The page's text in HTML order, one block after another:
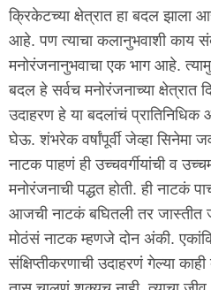
क्रिकेटच्या क्षेत्रात हा बदल झाला
आहे. पण त्याचा कलानुभवाशी काय
मनोरंजनानुभवाचा एक भाग आहे.
बदल हे सर्वच मनोरंजनाच्या
उदाहरण हे या बदलांचं
घेऊ. शंभरेक वर्षांपूर्वी जेव्हा सिनेमा
नाटक पाहणं ही उच्चवर्गीयांची व
मनोरंजनाची पद्धत होती. ही नाटकं
आजची नाटकं बघितली तर जास्तीत
मोठंसं नाटक म्हणजे दोन अंकी.
संक्षिप्तीकरणाची उदाहरणं गेल्या